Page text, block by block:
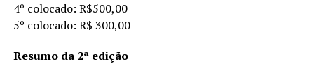
4º colocado: R$500,00
5º colocado: R$ 300,00
Resumo da 2ª edição